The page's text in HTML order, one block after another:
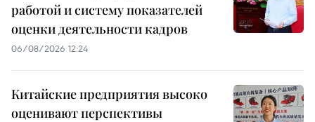
работой и систему показателей
оценки деятельности кадров
06/08/2026 12:24
Китайские предприятия высоко
оценивают перспективы